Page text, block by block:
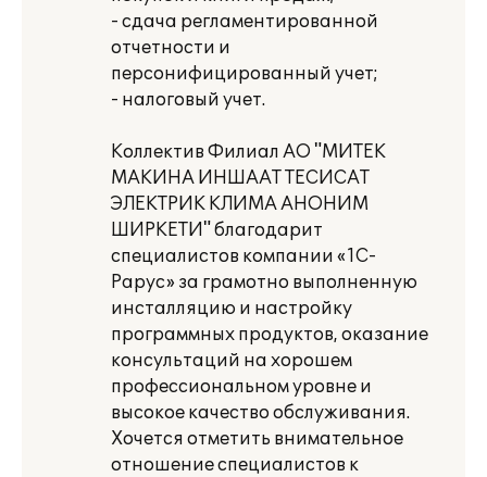
- сдача регламентированной
отчетности и
персонифицированный учет;
- налоговый учет.
Коллектив Филиал АО "МИТЕК
МАКИНА ИНШААТ ТЕСИСАТ
ЭЛЕКТРИК КЛИМА АНОНИМ
ШИРКЕТИ" благодарит
специалистов компании «1С-
Рарус» за грамотно выполненную
инсталляцию и настройку
программных продуктов, оказание
консультаций на хорошем
профессиональном уровне и
высокое качество обслуживания.
Хочется отметить внимательное
отношение специалистов к